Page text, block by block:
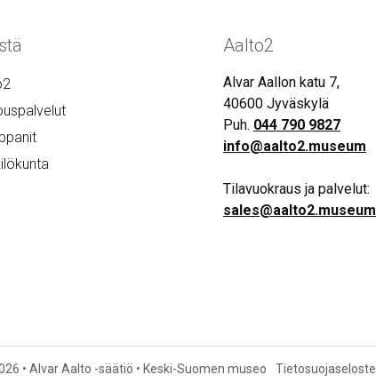
Aalto2
Alvar Aallon katu 7,
40600 Jyväskylä
Puh. 044 790 9827
info@aalto2.museum
Tilavuokraus ja palvelut:
sales@aalto2.museum
• Alvar Aalto -säätiö • Keski-Suomen museo Tietosuojaseloste